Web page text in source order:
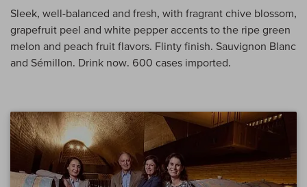
Sleek, well-balanced and fresh, with fragrant chive blossom,
grapefruit peel and white pepper accents to the ripe green
melon and peach fruit flavors. Flinty finish. Sauvignon Blanc
and Sémillon. Drink now. 600 cases imported.